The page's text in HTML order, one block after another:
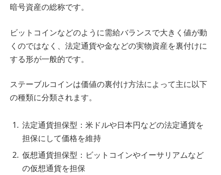
暗号資産の総称です。
ビットコインなどのように需給バランスで大きく値が動
くのではなく、法定通貨や金などの実物資産を裏付けに
する形が一般的です。
ステーブルコインは価値の裏付け方法によって主に以下
の種類に分類されます。
法定通貨担保型：米ドルや日本円などの法定通貨を
担保にして価格を維持
仮想通貨担保型：ビットコインやイーサリアムなど
の仮想通貨を担保